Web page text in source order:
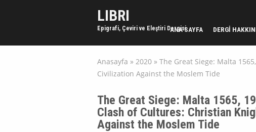
LIBRI
Epigrafi, Çeviri ve Eleştiri DergisiANA SAYFA DERGI
Anasayfa » 2020 » The Great Siege: Malta
Civilization Against the Moslem Tide
The Great Siege: Malta 1565,
Clash of Cultures: Christian
Against the Moslem Tide